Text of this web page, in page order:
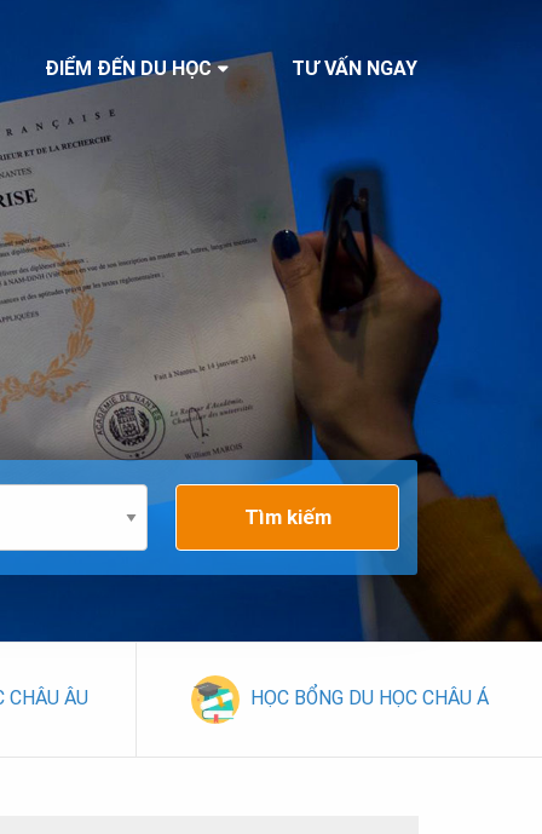
ĐIỂM ĐẾN DU HỌC TƯ VẤN NGAY
Tìm kiếm
CHÂU ÂU HỌC BỔNG DU HỌC CHÂU Á